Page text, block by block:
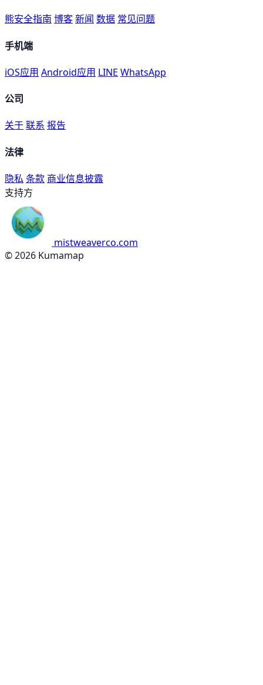
熊安全指南 博客新闻 数据 常见问题
手机端
iOS应用 Android应用 LINE WhatsApp
公司
关于联系 报告
法律
隐私 条款 商业信息披露
支持方
mistweaverco.com
© 2026 Kumamap